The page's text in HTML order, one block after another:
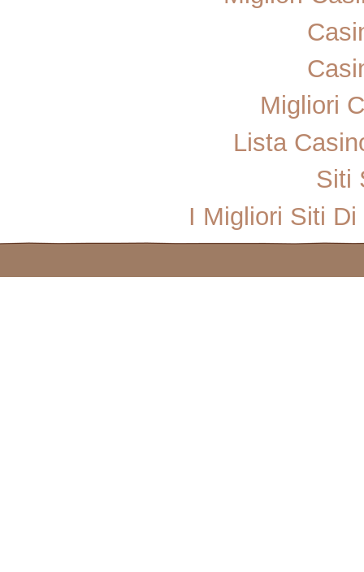
Migliori
Lista
Siti
I Migliori Siti